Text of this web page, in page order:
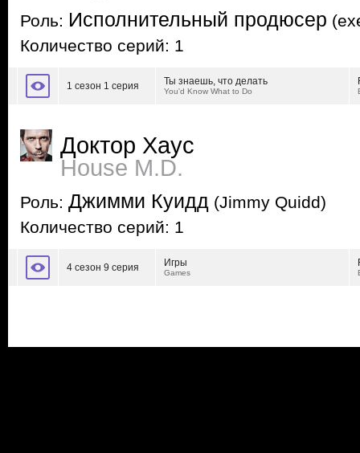
Роль: Исполнительный продюсер
Количество серий: 1
1 сезон 1 серия Ты знаешь, что делать
You'd Know What to Do
Доктор Хаус
House M.D.
Роль: Джимми Куидд (Jimmy Quidd)
Количество серий: 1
4 сезон 9 серия Игры
Games